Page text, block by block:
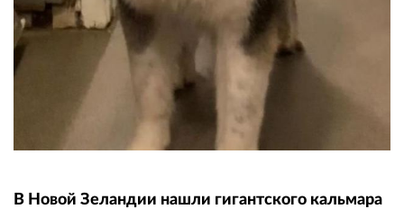
В Новой Зеландии нашли гигантского кальмара